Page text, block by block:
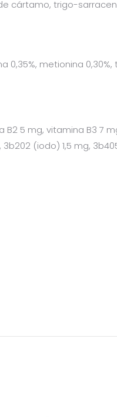
cártamo, trigo-
0,35%, metionina 0,30%,
B2 5 mg, vitamina B3 7
(iodo) 1,5 mg,